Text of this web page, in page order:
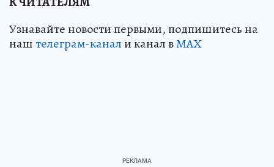
Узнавайте новости первыми, подпишитесь на
наштелеграм-канали канал вМАХ